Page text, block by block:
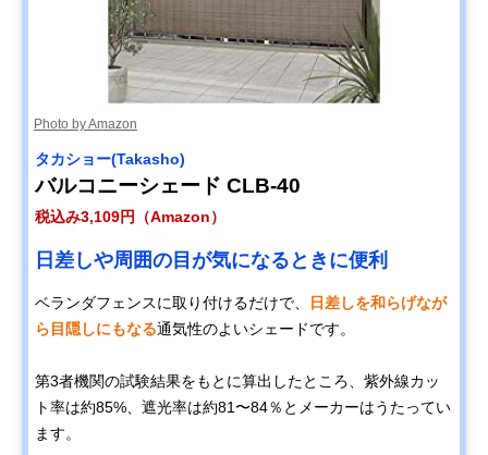
Photo by Amazon
タカショー(Takasho)
バルコニーシェード CLB-40
税込み3,109円（Amazon）
日差しや周囲の目が気になるときに便利
ベランダフェンスに取り付けるだけで、
日差しを和らげなが
ら目隠しにもなる通気性のよいシェードです。
第3者機関の試験結果をもとに算出したところ、紫外線カッ
ト率は約85%、遮光率は約81〜84％とメーカーはうたってい
ます。